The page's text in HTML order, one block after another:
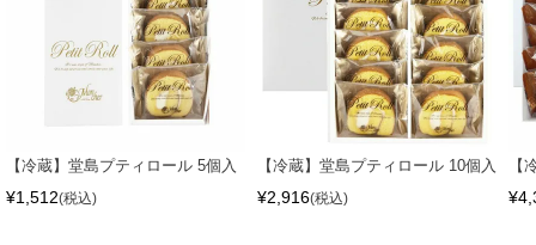
【冷蔵】堂島プティロール 5個入
¥1,512 税込
【冷蔵】堂島プティロール 10個入
¥2,916 税込
【
¥